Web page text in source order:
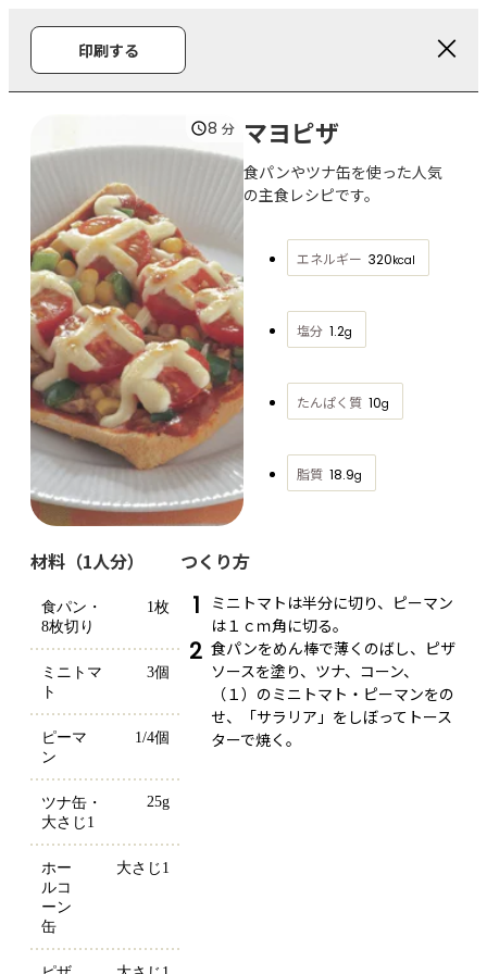
印刷する
8 分 マヨピザ
食パンやツナ缶を使った人気
の主食レシピです。
エネルギー 320kcal
塩分 1.2g
たんぱく質 10g
脂質 18.9g
材料（1人分）
食パン・
8枚切り
1枚
ミニトマ
ト
3個
ピーマ
ン
1/4個
ツナ缶・
大さじ1
25g
ホー
ルコ
ーン
缶
大さじ1
つくり方
1
ミニトマトは半分に切り、ピーマン
は１ｃｍ角に切る。
2 食パンをめん棒で薄くのばし、ピザ
ソースを塗り、ツナ、コーン、
（１）のミニトマト・ピーマンをの
せ、「サラリア」をしぼってトース
ターで焼く。